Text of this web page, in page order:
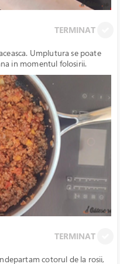
TERMINAT
Umplutura se poate
in momentul folosirii.
TERMINAT
cotorul de la rosii,